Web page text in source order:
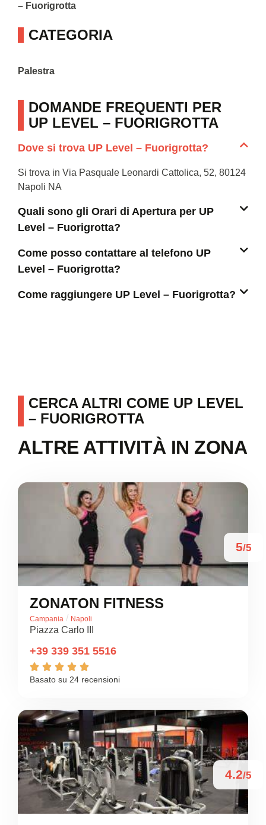
– Fuorigrotta
CATEGORIA
Palestra
DOMANDE FREQUENTI PER
UP LEVEL – FUORIGROTTA
Dove si trova UP Level – Fuorigrotta?
Si trova in Via Pasquale Leonardi Cattolica, 52, 80124
Napoli NA
Quali sono gli Orari di Apertura per UP
Level – Fuorigrotta?
Come posso contattare al telefono UP
Level – Fuorigrotta?
Come raggiungere UP Level – Fuorigrotta?
CERCA ALTRI COME UP LEVEL
– FUORIGROTTA
ALTRE ATTIVITÀ IN ZONA
5/5
ZONATON FITNESS
Campania / Napoli
Piazza Carlo III
+39 339 351 5516
    
Basato su 24 recensioni
4.2/5